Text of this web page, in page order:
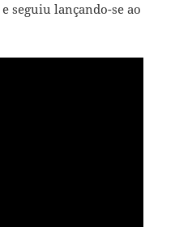
seguiu lançando-se ao